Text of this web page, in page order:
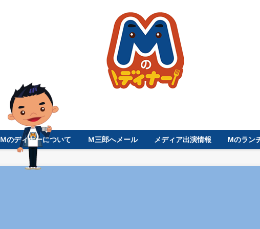
Ｍのディナーについて Ｍ三郎へメール メディア出演情報 Mのラン